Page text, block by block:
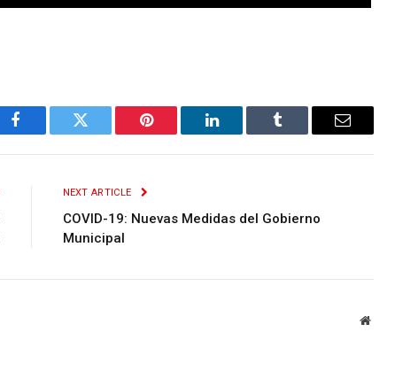
Facebook Twitter Pinterest LinkedIn Tumblr Email
NEXT ARTICLE
COVID-19: Nuevas Medidas del Gobierno
Municipal